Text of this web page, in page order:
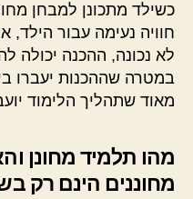
כשילד מתכונן למבחן
חוויה נעימה עבור
לא נכונה, ההכנה יכולה
במטרה שההכנות יעברו
מאוד שתהליך הלימוד
מהו תלמיד מחונן
מחוננים הינם רק